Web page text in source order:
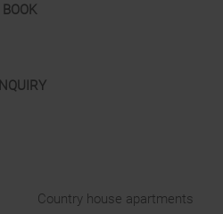
BOOK
INQUIRY
Country house apartments